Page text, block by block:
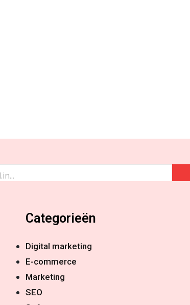
Categorieën
Digital marketing
E-commerce
Marketing
SEO